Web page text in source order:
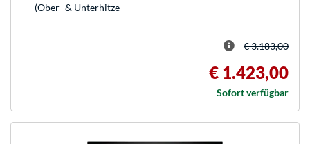
(Ober- & Unterhitze
€ 3.183,00
€ 1.423,00
Sofort verfügbar